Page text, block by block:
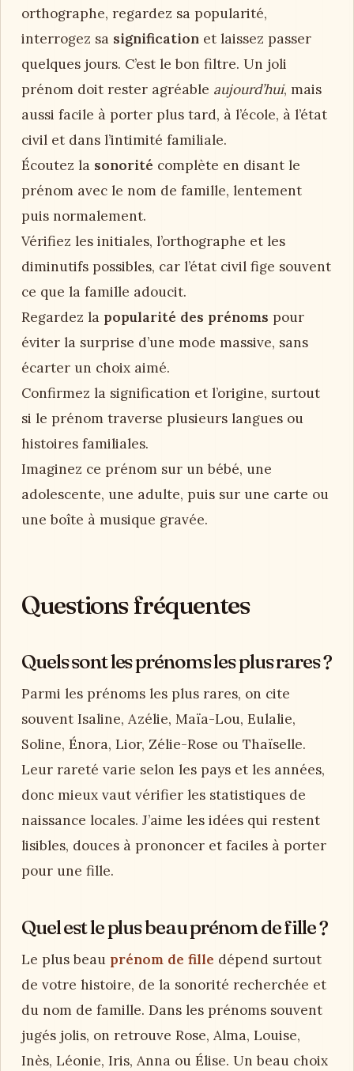
orthographe, regardez sa popularité,
interrogez sa signification et laissez passer
quelques jours. C’est le bon filtre. Un joli
prénom doit rester agréable aujourd’hui, mais
aussi facile à porter plus tard, à l’école, à l’état
civil et dans l’intimité familiale.
Écoutez la sonorité complète en disant le
prénom avec le nom de famille, lentement
puis normalement.
Vérifiez les initiales, l’orthographe et les
diminutifs possibles, car l’état civil fige souvent
ce que la famille adoucit.
Regardez la popularité des prénoms pour
éviter la surprise d’une mode massive, sans
écarter un choix aimé.
Confirmez la signification et l’origine, surtout
si le prénom traverse plusieurs langues ou
histoires familiales.
Imaginez ce prénom sur un bébé, une
adolescente, une adulte, puis sur une carte ou
une boîte à musique gravée.
Questions fréquentes
Quels sont les prénoms les plus rares ?
Parmi les prénoms les plus rares, on cite
souvent Isaline, Azélie, Maïa-Lou, Eulalie,
Soline, Énora, Lior, Zélie-Rose ou Thaïselle.
Leur rareté varie selon les pays et les années,
donc mieux vaut vérifier les statistiques de
naissance locales. J’aime les idées qui restent
lisibles, douces à prononcer et faciles à porter
pour une fille.
Quel est le plus beau prénom de fille ?
Le plus beau prénom de fille dépend surtout
de votre histoire, de la sonorité recherchée et
du nom de famille. Dans les prénoms souvent
jugés jolis, on retrouve Rose, Alma, Louise,
Inès, Léonie, Iris, Anna ou Élise. Un beau choix